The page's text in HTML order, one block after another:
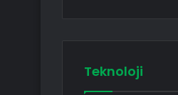
Teknoloji